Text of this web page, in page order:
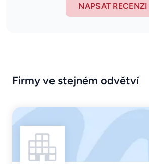
NAPSAT RECENZI
Firmy ve stejném odvětví